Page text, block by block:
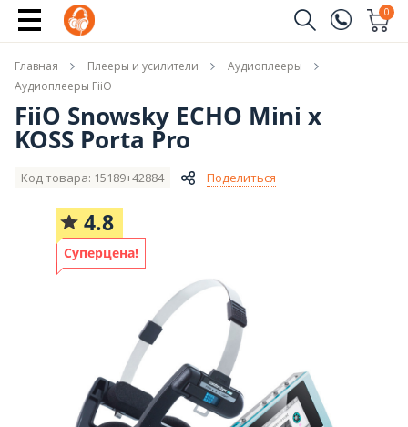
(096)
(044)
0
Имя
Телефон
Главная Плееры и усилители
Аудиоплееры
Аудиоплееры FiiO
FiiO Snowsky ECHO Mini x
KOSS Porta Pro
Код товара: 15189+42884 Поделиться
4.8
Суперцена!
Купить